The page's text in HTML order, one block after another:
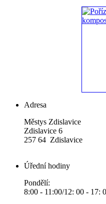
Adresa
Městys Zdislavice
Zdislavice 6
257 64 Zdislavice
Úřední hodiny
Pondělí:
8:00 - 11:00/12: 00 - 17: